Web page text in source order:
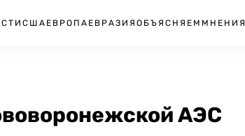
США ЕВРОПА ЕВРАЗИЯ ОБЪЯСНЯЕМ МНЕНИЯ
АЭС